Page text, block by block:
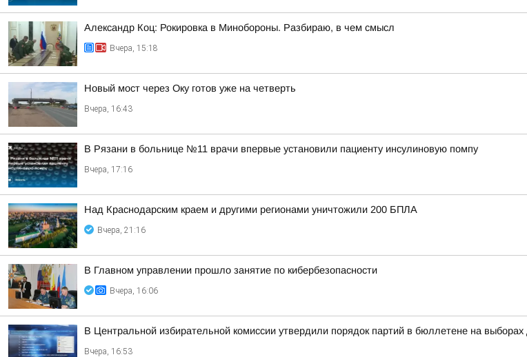
Александр Коц: Рокировка в Минобороны. Разбираю, в чем смысл
Вчера, 15:18
Новый мост через Оку готов уже на четверть
Вчера, 16:43
В Рязани в больнице №11 врачи впервые установили пациенту инсулиновую помпу
Вчера, 17:16
Над Краснодарским краем и другими регионами уничтожили 200 БПЛА
Вчера, 21:16
В Главном управлении прошло занятие по кибербезопасности
Вчера, 16:06
В Центральной избирательной комиссии утвердили порядок партий в бюллетене на выборах
Вчера, 16:53